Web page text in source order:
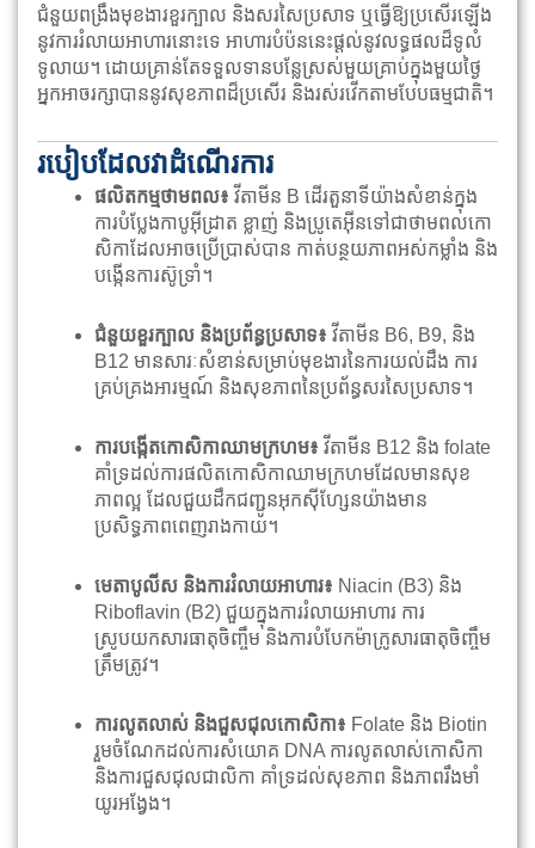
ជំនួយពង្រឹងមុខងារខួរក្បាល និងសរសៃប្រសាទ ឬធ្វើឱ្យប្រសើរឡើង
នូវការរំលាយអាហារនោះទេ អាហារបំប៉ននេះផ្តល់នូវលទ្ធផលដ៏ទូលំ
ទូលាយ។ ដោយគ្រាន់តែទទួលទានបន្លែស្រស់មួយគ្រាប់ក្នុងមួយថ្ងៃ
អ្នកអាចរក្សាបាននូវសុខភាពដ៏ប្រសើរ និងរស់រវើកតាមបែបធម្មជាតិ។
របៀបដែលវាដំណើរការ
ផលិតកម្មថាមពល៖ វីតាមីន B ដើរតួនាទីយ៉ាងសំខាន់ក្នុង
ការបំប្លែងកាបូអ៊ីដ្រាត ខ្លាញ់ និងប្រូតេអ៊ីនទៅជាថាមពលកោ
សិកាដែលអាចប្រើប្រាស់បាន កាត់បន្ថយភាពអស់កម្លាំង និង
បង្កើនការស៊ូទ្រាំ។
ជំនួយខួរក្បាល និងប្រព័ន្ធប្រសាទ៖ វីតាមីន B6, B9, និង
B12 មានសារៈសំខាន់សម្រាប់មុខងារនៃការយល់ដឹង ការ
គ្រប់គ្រងអារម្មណ៍ និងសុខភាពនៃប្រព័ន្ធសរសៃប្រសាទ។
ការបង្កើតកោសិកាឈាមក្រហម៖ វីតាមីន B12 និង folate
គាំទ្រដល់ការផលិតកោសិកាឈាមក្រហមដែលមានសុខ
ភាពល្អ ដែលជួយដឹកជញ្ជូនអុកស៊ីហ្សែនយ៉ាងមាន
ប្រសិទ្ធភាពពេញរាងកាយ។
មេតាបូលីស និងការរំលាយអាហារ៖ Niacin (B3) និង
Riboflavin (B2) ជួយក្នុងការរំលាយអាហារ ការ
ស្រូបយកសារធាតុចិញ្ចឹម និងការបំបែកម៉ាក្រូសារធាតុចិញ្ចឹម
ត្រឹមត្រូវ។
ការលូតលាស់ និងជួសជុលកោសិកា៖ Folate និង Biotin
រួមចំណែកដល់ការសំយោគ DNA ការលូតលាស់កោសិកា
និងការជួសជុលជាលិកា គាំទ្រដល់សុខភាព និងភាពរឹងមាំ
យូរអង្វែង។